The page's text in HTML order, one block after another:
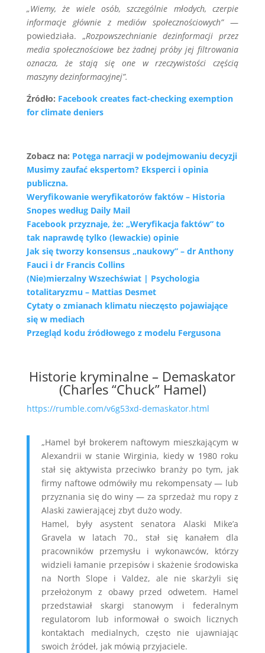
„Wiemy, że wiele osób, szczególnie młodych, czerpie
informacje głównie z mediów społecznościowych”—
powiedziała. „Rozpowszechnianie dezinformacji przez
media społecznościowe bez żadnej próby jej filtrowania
oznacza, że ​​stają się one w rzeczywistości częścią
maszyny dezinformacyjnej”.
Źródło: Facebook creates fact-checking exemption
for climate deniers
Zobacz na: Potęga narracji w podejmowaniu decyzji
Musimy zaufać ekspertom? Eksperci i opinia
publiczna.
Weryfikowanie weryfikatorów faktów – Historia
Snopes według Daily Mail
Facebook przyznaje, że: „Weryfikacja faktów” to
tak naprawdę tylko (lewackie) opinie
Jak się tworzy konsensus „naukowy” – dr Anthony
Fauci i dr Francis Collins
(Nie)mierzalny Wszechświat | Psychologia
totalitaryzmu – Mattias Desmet
Cytaty o zmianach klimatu nieczęsto pojawiające
się w mediach
Przegląd kodu źródłowego z modelu Fergusona
Historie kryminalne – Demaskator
(Charles “Chuck” Hamel)
https://rumble.com/v6g53xd-demaskator.html
„Hamel był brokerem naftowym mieszkającym w
Alexandrii w stanie Wirginia, kiedy w 1980 roku
stał się aktywista przeciwko branży po tym, jak
firmy naftowe odmówiły mu rekompensaty — lub
przyznania się do winy — za sprzedaż mu ropy z
Alaski zawierającej zbyt dużo wody.
Hamel, były asystent senatora Alaski Mike’a
Gravela w latach 70., stał się kanałem dla
pracowników przemysłu i wykonawców, którzy
widzieli łamanie przepisów i skażenie środowiska
na North Slope i Valdez, ale nie skarżyli się
przełożonym z obawy przed odwetem. Hamel
przedstawiał skargi stanowym i federalnym
regulatorom lub informował o swoich licznych
kontaktach medialnych, często nie ujawniając
swoich źródeł, jak mówią przyjaciele.